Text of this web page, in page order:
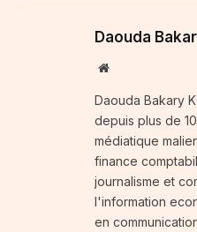
Daouda
Website
Daouda Bakary
depuis plus de
médiatique
finance
journalisme et
l'information
en